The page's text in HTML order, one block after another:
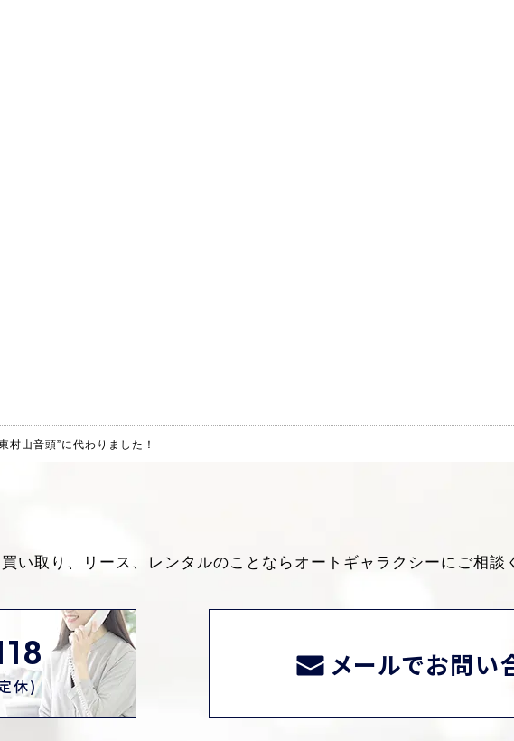
村山音頭”に代わりました！
い取り、リース、レンタルのことなら オートギャラクシーにご相談
休)
メールでお問い